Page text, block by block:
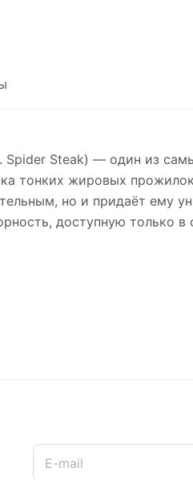
Spider Steak) — один из
тонких жировых
но и придаёт ему
доступную только в